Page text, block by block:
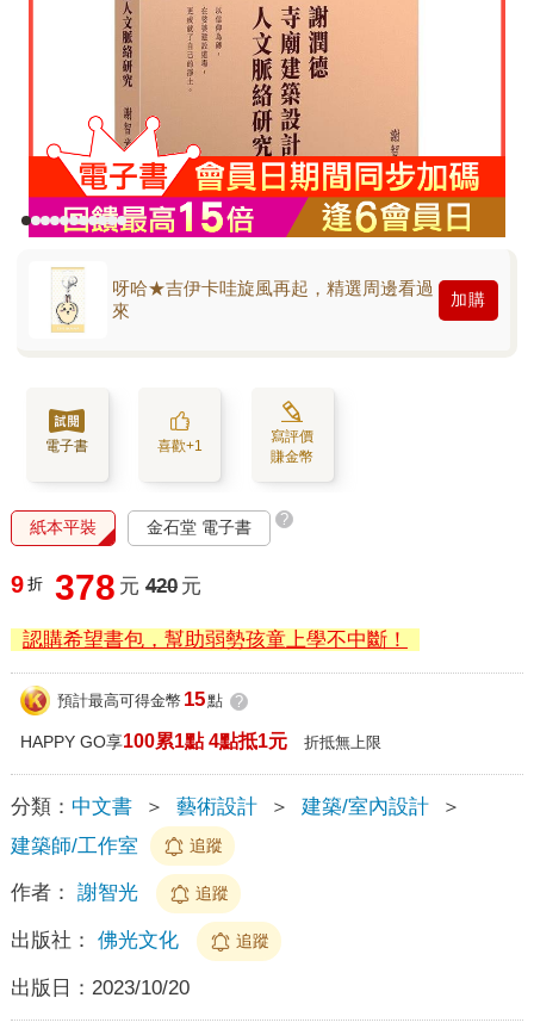
呀哈★吉伊卡哇旋風再起，精選周邊看過
來
加購
電子書 喜歡+1
寫評價
賺金幣
紙本平裝 金石堂 電子書 ?
9 折 378 元 420 元
認購希望書包，幫助弱勢孩童上學不中斷！
預計最高可得金幣 15點 ?
HAPPY GO享100累1點 4點抵1元 折抵無上限
分類： 中文書 ＞ 藝術設計 ＞ 建築/室內設計
＞
建築師/工作室
追蹤
作者： 謝智光 追蹤
出版社： 佛光文化 追蹤
出版日： 2023/10/20